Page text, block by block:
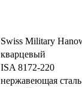
Swiss Military
кварцевый
ISA 8172-220
нержавеющая